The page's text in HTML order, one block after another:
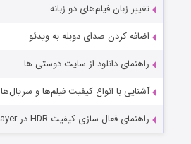
تغییر زبان فیلم‌های دو زبانه
اضافه کردن صدای دوبله به ویدئو
راهنمای دانلود از سایت دوستی ها
آشنایی با انواع کیفیت فیلم‌ها و سریال‌ها
راهنمای فعال سازی کیفیت HDR در PotPlayer